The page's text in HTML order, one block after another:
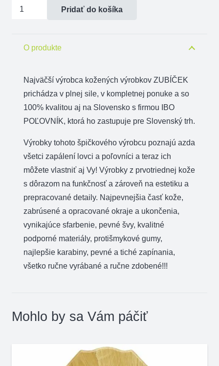
množstvo
parožkom
hnedá
Pridať do košíka
O produkte
Najväčší výrobca kožených výrobkov ZUBÍČEK
prichádza v plnej sile, v kompletnej ponuke a so
100% kvalitou aj na Slovensko s firmou IBO
POĽOVNÍK, ktorá ho zastupuje pre Slovenský trh.
Výrobky tohoto špičkového výrobcu poznajú azda
všetci zapálení lovci a poľovníci a teraz ich
môžete vlastniť aj Vy! Výrobky z prvotriednej kože
s dôrazom na funkčnosť a zároveň na estetiku a
prepracované detaily. Najpevnejšia časť kože,
zabrúsené a opracované okraje a ukončenia,
vynikajúce sfarbenie, pevné švy, kvalitné
podporné materiály, protišmykové gumy,
najlepšie karabiny, pevné a tiché zapínania,
všetko ručne vyrábané a ručne zdobené!!!
Mohlo by sa Vám páčiť